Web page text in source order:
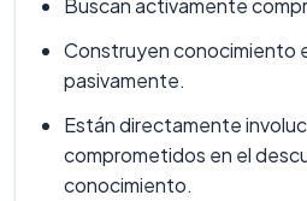
Construyen conocimiento
pasivamente.
Están directamente
comprometidos en el
conocimiento.